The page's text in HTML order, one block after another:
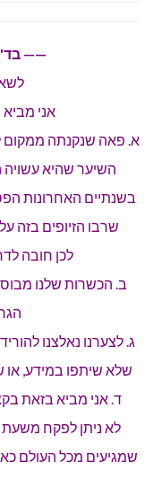
——
אני
א. פאה שנקנתה ממקום
השיער שהיא עשויה
בשנתיים האחרונות
שרבו הזיופים בזה
לכן חובה
ב. הכשרות שלנו
ג. לצערנו נאלצנו
שלא שיתפו במידע, או
ד. אני מביא בזאת
לא ניתן לפקח משעת
שמגיעים מכל העולם